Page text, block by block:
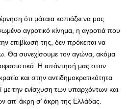
ότι μάταια κοπιάζει να μας
αγροτικό κίνημα, η αγροτιά που
επιβίωσή της, δεν πρόκειται να
Θα συνεχίσουμε τον αγώνα, ακόμα
Η απάντησή μας στον
και στην αντιδημοκρατικότητα
με την ενίσχυση των υπαρχόντων και
απ’ άκρη σ’ άκρη της Ελλάδας.